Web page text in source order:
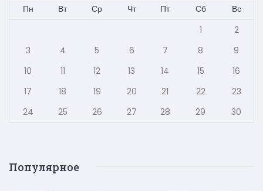
Пн
Вт Ср Чт Пт Сб
Вс
1
2
3
4 5 6 7 8
9
10
11 12 13 14 15
16
17
18 19 20 21 22
23
24
25 26 27 28 29 30
Популярное